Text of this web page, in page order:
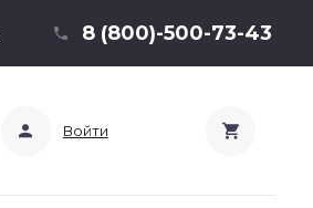
8 (800)-500-73-43
Войти